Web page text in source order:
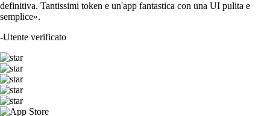
definitiva. Tantissimi token e un'app fantastica con una UI pulita e
semplice».
-Utente verificato